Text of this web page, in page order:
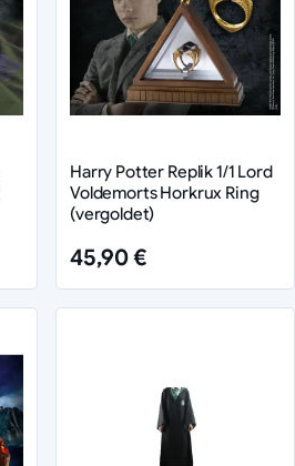
Harry Potter Replik 1/1 Lord
Voldemorts Horkrux Ring
(vergoldet)
45,90 €